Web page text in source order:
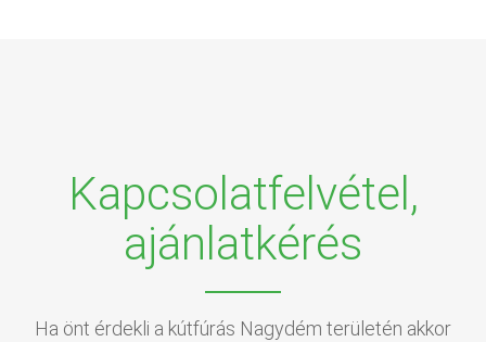
Kapcsolatfelvétel,
ajánlatkérés
Ha önt érdekli a kútfúrás Nagydém területén akkor